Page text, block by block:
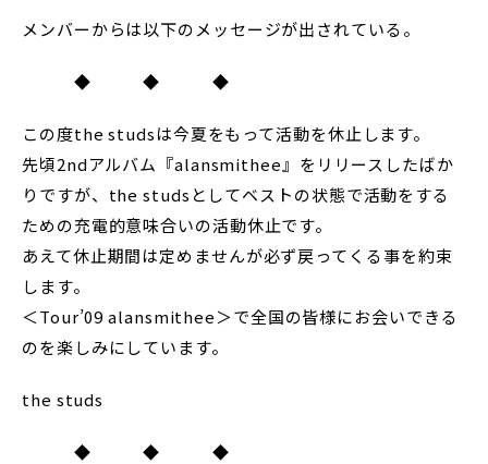
メンバーからは以下のメッセージが出されている。
◆ ◆ ◆
この度the studsは今夏をもって活動を休止します。
先頃2ndアルバム『alansmithee』をリリースしたばか
りですが、the studsとしてベストの状態で活動をする
ための充電的意味合いの活動休止です。
あえて休止期間は定めませんが必ず戻ってくる事を約束
します。
＜Tour’09 alansmithee＞で全国の皆様にお会いできる
のを楽しみにしています。
the studs
◆ ◆ ◆